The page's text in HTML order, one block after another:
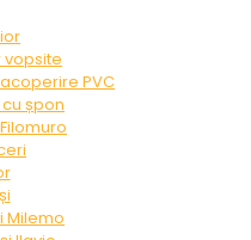
vopsite
PVC
șpon
Milemo